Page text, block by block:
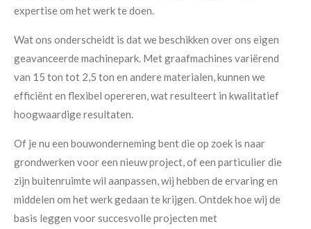
expertise om het werk te doen.
Wat ons onderscheidt is dat we beschikken over ons eigen
geavanceerde machinepark. Met graafmachines variërend
van 15 ton tot 2,5 ton en andere materialen, kunnen we
efficiënt en flexibel opereren, wat resulteert in kwalitatief
hoogwaardige resultaten.
Of je nu een bouwonderneming bent die op zoek is naar
grondwerken voor een nieuw project, of een particulier die
zijn buitenruimte wil aanpassen, wij hebben de ervaring en
middelen om het werk gedaan te krijgen. Ontdek hoe wij de
basis leggen voor succesvolle projecten met